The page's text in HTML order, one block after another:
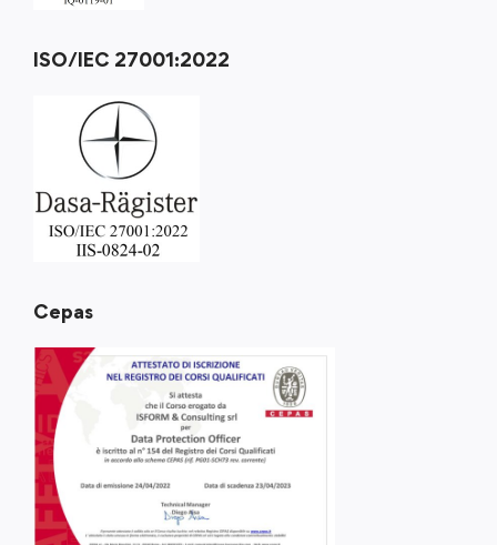
ISO/IEC 27001:2022
Cepas